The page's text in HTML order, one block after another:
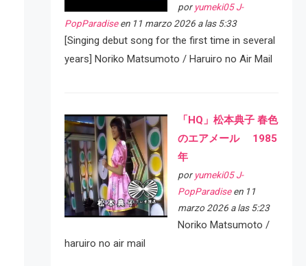
por yumeki05 J-
PopParadiseen 11 marzo 2026 a las 5:33
[Singing debut song for the first time in several
years] Noriko Matsumoto / Haruiro no Air Mail
「HQ」松本典子 春色
のエアメール 1985
年
por yumeki05 J-
PopParadiseen 11
marzo 2026 a las 5:23
Noriko Matsumoto /
haruiro no air mail